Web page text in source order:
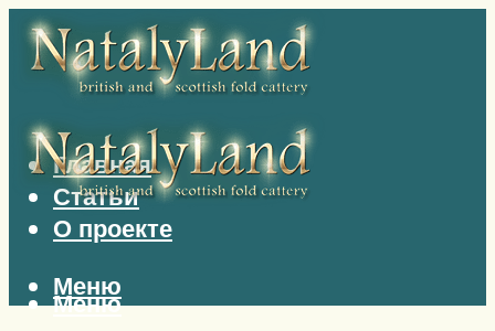
Главная
Статьи
О проекте
Меню
Меню